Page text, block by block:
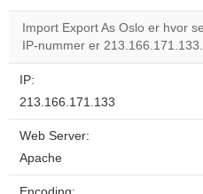
Import Export As Oslo er hvor
IP-nummer er 213.166.171.133.
IP:
213.166.171.133
Web Server:
Apache